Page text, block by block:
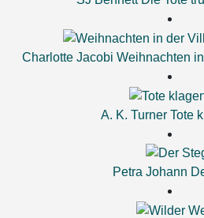
Charlotte Jacobi Weihnachten
A. K. Turner Tote
Petra Johann